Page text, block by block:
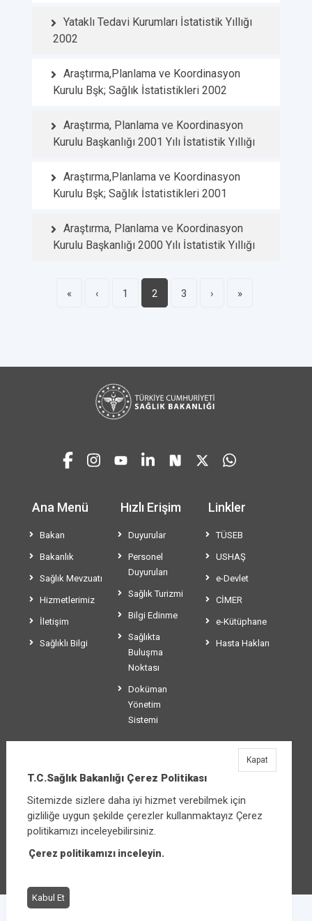
Yataklı Tedavi Kurumları İstatistik Yıllığı
2002
Araştırma,Planlama ve Koordinasyon
Kurulu Bşk; Sağlık İstatistikleri 2002
Araştırma, Planlama ve Koordinasyon
Kurulu Başkanlığı 2001 Yılı İstatistik Yıllığı
Araştırma,Planlama ve Koordinasyon
Kurulu Bşk; Sağlık İstatistikleri 2001
Araştırma, Planlama ve Koordinasyon
Kurulu Başkanlığı 2000 Yılı İstatistik Yıllığı
« ‹ 1 2 3 › »
Ana Menü
Bakan
Bakanlık
Sağlık Mevzuatı
Hizmetlerimiz
İletişim
Sağlıklı Bilgi
Hızlı Erişim
Duyurular
Personel
Duyuruları
Sağlık Turizmi
Bilgi Edinme
Sağlıkta
Buluşma
Noktası
Doküman
Yönetim
Sistemi
Linkler
TÜSEB
USHAŞ
e-Devlet
CİMER
e-Kütüphane
Hasta Hakları
T.C.Sağlık Bakanlığı
Üniversiteler Mahallesi Şehit Mehmet Bayraktar
Caddesi No:3 Çankaya/Ankara
Santral:+90 312 585 10 00
T.C.Sağlık Bakanlığı Çerez Politikası
Sitemizde sizlere daha iyi hizmet verebilmek için
gizliliğe uygun şekilde çerezler kullanmaktayız Çerez
politikamızı inceleyebilirsiniz.
Çerez politikamızı inceleyin.
Kabul Et
Kapat